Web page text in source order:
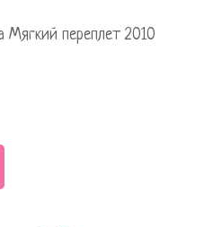
Мягкий переплет 2010